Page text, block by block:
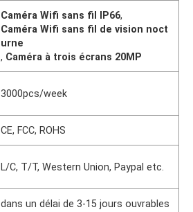
Caméra Wifi sans fil IP66,
Caméra Wifi sans fil de vision noct
urne
, Caméra à trois écrans 20MP
3000pcs/week
CE, FCC, ROHS
L/C, T/T, Western Union, Paypal etc.
dans un délai de 3-15 jours ouvrables